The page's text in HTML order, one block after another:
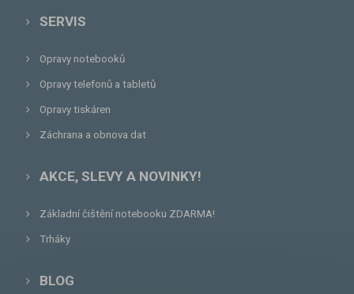
SERVIS
Opravy notebooků
Opravy telefonů a tabletů
Opravy tiskáren
Záchrana a obnova dat
AKCE, SLEVY A NOVINKY!
Základní čištění notebooku ZDARMA!
Trháky
BLOG